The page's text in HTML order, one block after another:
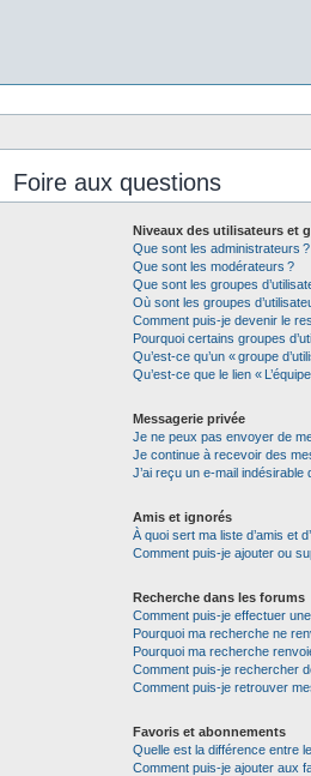
Foire aux questions
Niveaux des utilisateurs et
Que sont les administrateurs ?
Que sont les modérateurs ?
Que sont les groupes
Où sont les groupes
Comment puis-je devenir le
Pourquoi certains groupes
Qu’est-ce qu’un « groupe
Qu’est-ce que le lien «
Messagerie privée
Je ne peux pas envoyer de
Je continue à recevoir des
J’ai reçu un e-mail indésirable
Amis et ignorés
À quoi sert ma liste d’amis et
Comment puis-je ajouter ou
Recherche dans les forums
Comment puis-je effectuer
Pourquoi ma recherche ne
Pourquoi ma recherche
Comment puis-je rechercher
Comment puis-je retrouver
Favoris et abonnements
Quelle est la différence entre
Comment puis-je ajouter aux